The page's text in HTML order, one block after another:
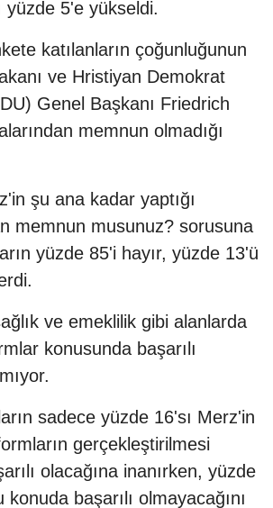
yüzde 5'e yükseldi.
katılanların çoğunluğunun
ve Hristiyan Demokrat
Genel Başkanı Friedrich
memnun olmadığı
şu ana kadar yaptığı
memnun musunuz? sorusuna
yüzde 85'i hayır, yüzde 13'ü
ve emeklilik gibi alanlarda
konusunda başarılı
sadece yüzde 16'sı Merz'in
gerçekleştirilmesi
olacağına inanırken, yüzde
başarılı olmayacağını